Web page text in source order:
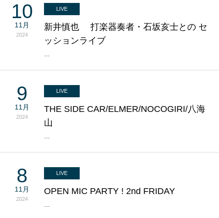
10
11月
2024
LIVE
新井慎也 打楽器奏者・石坂亥士との セ
ッションライブ
…
9
11月
2024
LIVE
THE SIDE CAR/ELMER/NOCOGIRI/八海
山
…
8
11月
2024
LIVE
OPEN MIC PARTY ! 2nd FRIDAY
…